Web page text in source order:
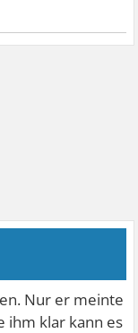
Nur er meinte
ihm klar kann es